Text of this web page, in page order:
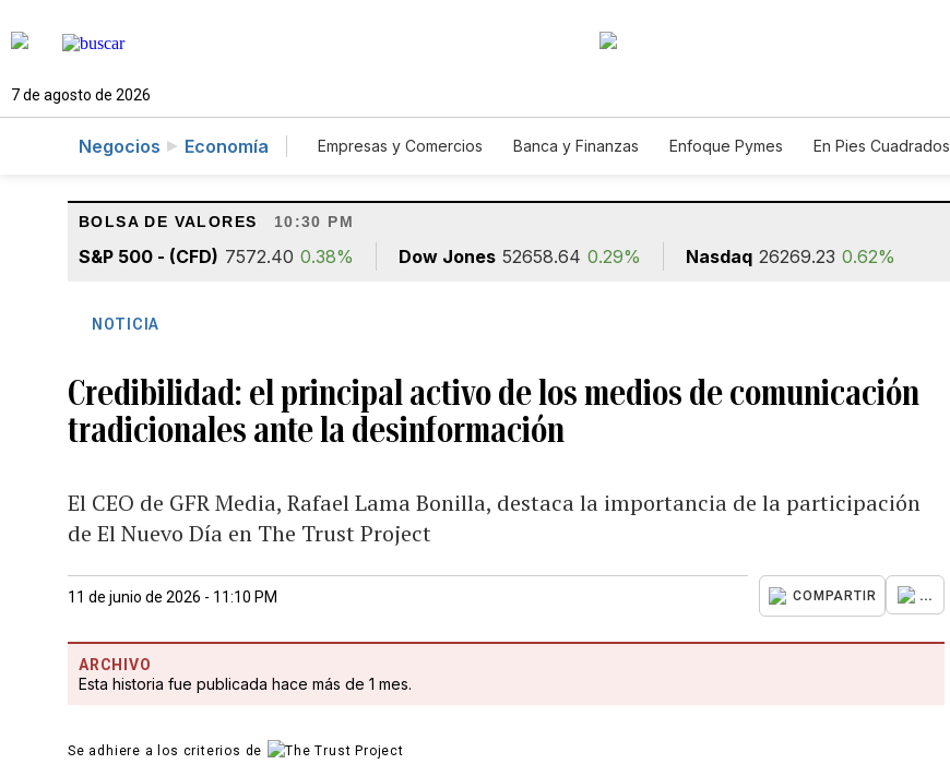
7 de agosto de 2026
Negocios Economía Empresas y Comercios Banca y Finanzas Enfoque Pymes En Pies Cuadrados
BOLSA DE VALORES 10:30 PM
S&P 500 - (CFD) 7572.40 0.38% Dow Jones 52658.64 0.29% Nasdaq 26269.23 0.62%
NOTICIA
Credibilidad: el principal activo de los medios de comunicación
tradicionales ante la desinformación
El CEO de GFR Media, Rafael Lama Bonilla, destaca la importancia de la participación
de El Nuevo Día en The Trust Project
11 de junio de 2026 - 11:10 PM COMPARTIR ...
ARCHIVO
Esta historia fue publicada hace más de 1 mes.
Se adhiere a los criterios de